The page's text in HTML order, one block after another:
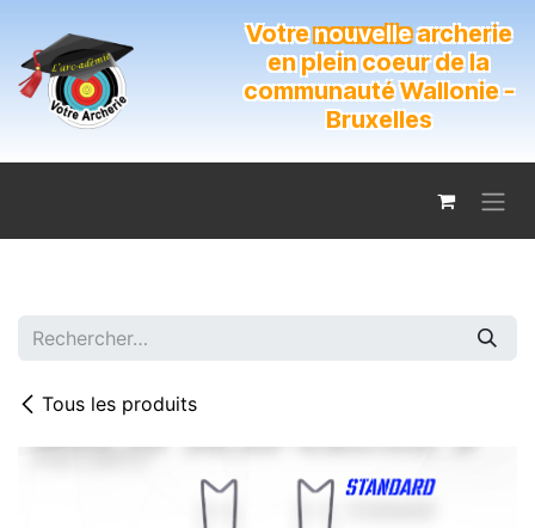
Votrenouvellearcherie
en plein coeur de la
communauté Wallonie -
Bruxelles
Tous les produits